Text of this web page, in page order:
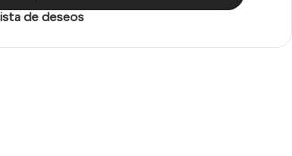
de deseos